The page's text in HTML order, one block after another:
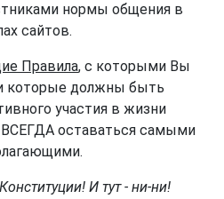
нормы общения в
сайтов.
Правила, с которыми Вы
которые должны быть
участия в жизни
оставаться самыми
И тут - ни-ни!